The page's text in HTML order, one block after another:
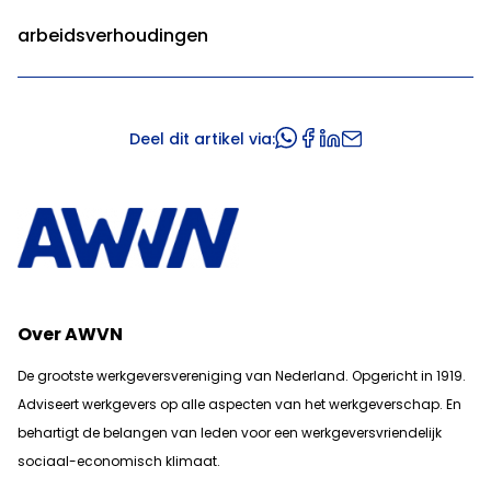
arbeidsverhoudingen
Deel dit artikel via:
Over AWVN
De grootste werkgeversvereniging van Nederland. Opgericht in 1919.
Adviseert werkgevers op alle aspecten van het werkgeverschap. En
behartigt de belangen van leden voor een werkgeversvriendelijk
sociaal-economisch klimaat.